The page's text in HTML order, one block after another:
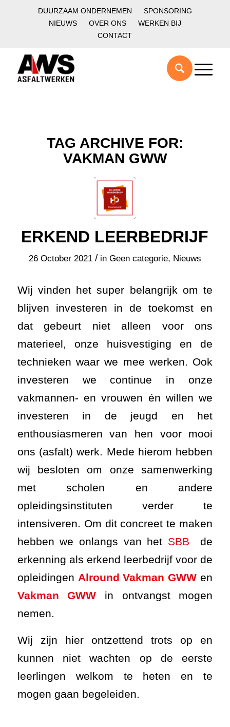
DUURZAAM ONDERNEMEN
SPONSORING
NIEUWS
OVER ONS
WERKEN BIJ
CONTACT
TAG ARCHIVE FOR:
VAKMAN GWW
ERKEND LEERBEDRIJF
26 October 2021 / in Geen categorie, Nieuws
Wij vinden het super belangrijk om te
blijven investeren in de toekomst en
dat gebeurt niet alleen voor ons
materieel, onze huisvestiging en de
technieken waar we mee werken. Ook
investeren we continue in onze
vakmannen- en vrouwen én willen we
investeren in de jeugd en het
enthousiasmeren van hen voor mooi
ons (asfalt) werk. Mede hierom hebben
wij besloten om onze samenwerking
met scholen en andere
opleidingsinstituten verder te
intensiveren. Om dit concreet te maken
hebben we onlangs van het SBB
de
erkenning als erkend leerbedrijf voor de
opleidingen Alround Vakman GWW en
Vakman GWW in ontvangst mogen
nemen.
Wij zijn hier ontzettend trots op en
kunnen niet wachten op de eerste
leerlingen welkom te heten en te
mogen gaan begeleiden.